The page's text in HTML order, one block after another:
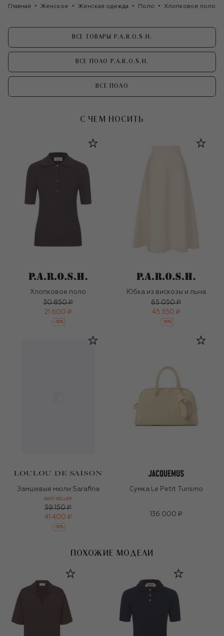
Главная Женское Женская одежда Поло Хлопковое поло
ВСЕ ТОВАРЫ P.A.R.O.S.H.
ВСЕ ПОЛО P.A.R.O.S.H.
ВСЕ ПОЛО
С ЧЕМ НОСИТЬ
Хлопковое поло
30 850 ₽
21 600 ₽
-30%
Юбка из вискозы и льна
65 050 ₽
45 550 ₽
-30%
Замшевые мюли Sarafina
BEST-SELLER
59 150 ₽
41 400 ₽
-30%
Сумка Le Petit Turismo
136 000 ₽
ПОХОЖИЕ МОДЕЛИ